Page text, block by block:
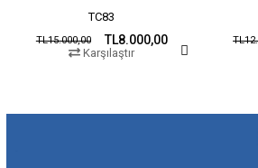
TC83
TL8.000,00
TL15.000,00
Karşılaştır